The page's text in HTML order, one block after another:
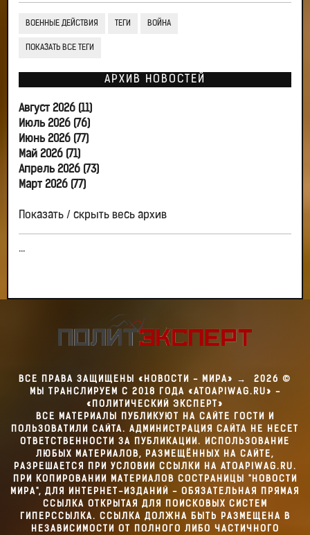
ВОЕННЫЕ ДЕЙСТВИЯ ТЕГИ ВОЙНА
ПОКАЗАТЬ ВСЕ ТЕГИ
АРХИВ НОВОСТЕЙ
Август 2026 (11)
Июль 2026 (76)
Июнь 2026 (77)
Май 2026 (71)
Апрель 2026 (73)
Март 2026 (77)
Показать / скрыть весь архив
...
ВСЕ ПРАВА ЗАЩИЩЕНЫ «НОВОСТИ - МИРА» → 2026 ©
МЫ ТРАНСЛИРУЕМ С 2018 ГОДА «ATOAPIWAG.RU» -
«ПОЛИТИЧЕСКИЙ ЭКСПЕРТ»
ВСЕ МАТЕРИАЛЫ ПУБЛИКУЮТ НА САЙТЕ ГОСТИ И
ПОЛЬЗОВАТИЛИ САЙТА. АДМИНИСТРАЦИЯ САЙТА НЕ НЕСЕТ
ОТВЕТСТВЕННОСТИ ЗА ПУБЛИКАЦИИ. ИСПОЛЬЗОВАНИЕ
ЛЮБЫХ МАТЕРИАЛОВ, РАЗМЕЩЁННЫХ НА САЙТЕ,
РАЗРЕШАЕТСЯ ПРИ УСЛОВИИ ССЫЛКИ НА ATOAPIWAG.RU.
ПРИ КОПИРОВАНИИ МАТЕРИАЛОВ СОСТРАНИЦЫ "НОВОСТИ
МИРА", ДЛЯ ИНТЕРНЕТ-ИЗДАНИЙ - ОБЯЗАТЕЛЬНАЯ ПРЯМАЯ
ССЫЛКА ОТКРЫТАЯ ДЛЯ ПОИСКОВЫХ СИСТЕМ
ГИПЕРССЫЛКА. ССЫЛКА ДОЛЖНА БЫТЬ РАЗМЕЩЕНА В
НЕЗАВИСИМОСТИ ОТ ПОЛНОГО ЛИБО ЧАСТИЧНОГО